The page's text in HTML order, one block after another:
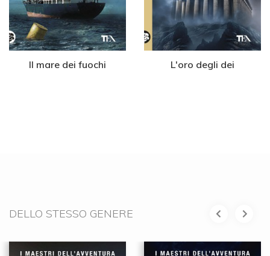
Il mare dei fuochi L'oro degli dei
DELLO STESSO GENERE